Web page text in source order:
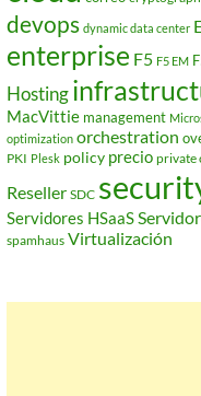
devops dynamic data center
enterprise F5 F5 EM
Hosting
MacVittie management
optimization orchestration
PKI Plesk policy precio private
Reseller SDC
Servidores HSaaS
spamhaus Virtualización